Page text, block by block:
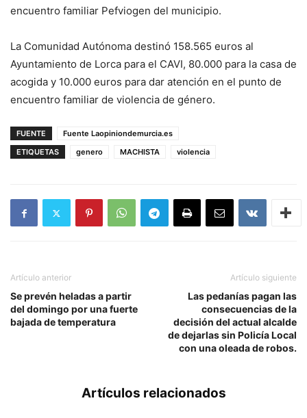
encuentro familiar Pefviogen del municipio.
La Comunidad Autónoma destinó 158.565 euros al
Ayuntamiento de Lorca para el CAVI, 80.000 para la casa de
acogida y 10.000 euros para dar atención en el punto de
encuentro familiar de violencia de género.
FUENTE
Fuente Laopiniondemurcia.es
ETIQUETAS
genero MACHISTA violencia
Artículo anterior
Se prevén heladas a partir
del domingo por una fuerte
bajada de temperatura
Artículo siguiente
Las pedanías pagan las
consecuencias de la
decisión del actual alcalde
de dejarlas sin Policía Local
con una oleada de robos.
Artículos relacionados